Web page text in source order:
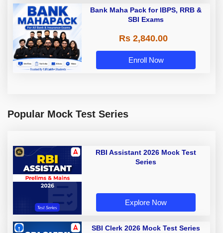
Bank Maha Pack for IBPS, RRB &
SBI Exams
Rs 2,840.00
Enroll Now
Popular Mock Test Series
RBI Assistant 2026 Mock Test
Series
Explore Now
SBI Clerk 2026 Mock Test Series